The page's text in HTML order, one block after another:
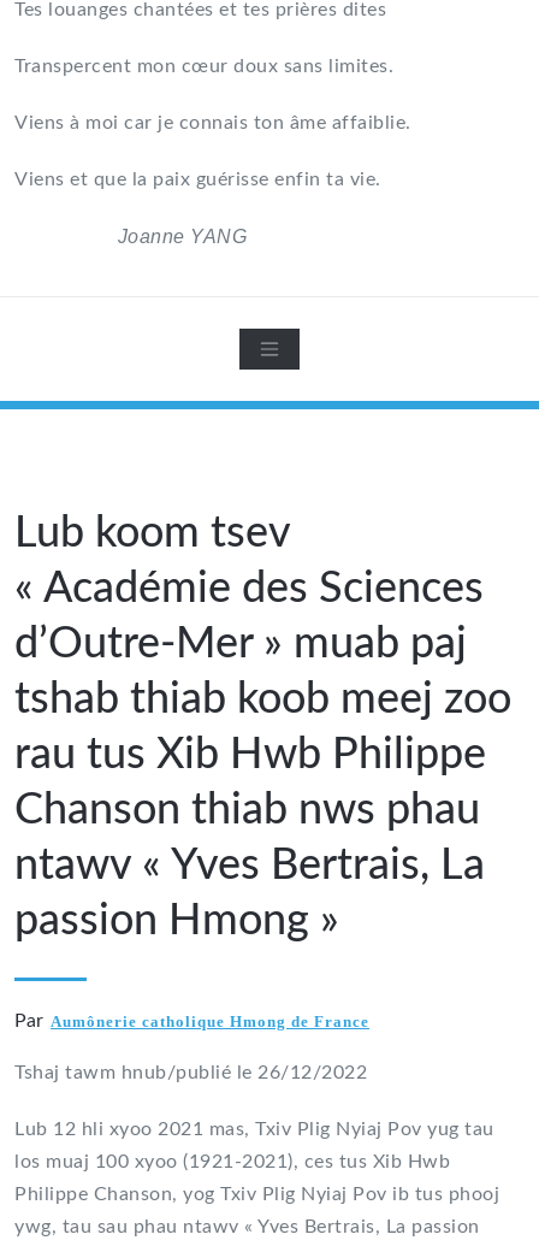
Tes louanges chantées et tes prières dites
Transpercent mon cœur doux sans limites.
Viens à moi car je connais ton âme affaiblie.
Viens et que la paix guérisse enfin ta vie.
Joanne YANG
Lub koom tsev
« Académie des Sciences
d’Outre-Mer » muab paj
tshab thiab koob meej zoo
rau tus Xib Hwb Philippe
Chanson thiab nws phau
ntawv « Yves Bertrais, La
passion Hmong »
Par Aumônerie catholique Hmong de France
Tshaj tawm hnub/publié le 26/12/2022
Lub 12 hli xyoo 2021 mas, Txiv Plig Nyiaj Pov yug tau
los muaj 100 xyoo (1921-2021), ces tus Xib Hwb
Philippe Chanson, yog Txiv Plig Nyiaj Pov ib tus phooj
ywg, tau sau phau ntawv « Yves Bertrais, La passion